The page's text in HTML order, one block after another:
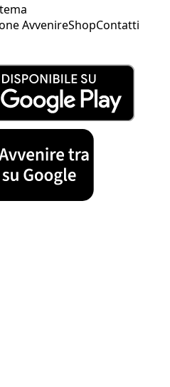
AvvenireShopContatti